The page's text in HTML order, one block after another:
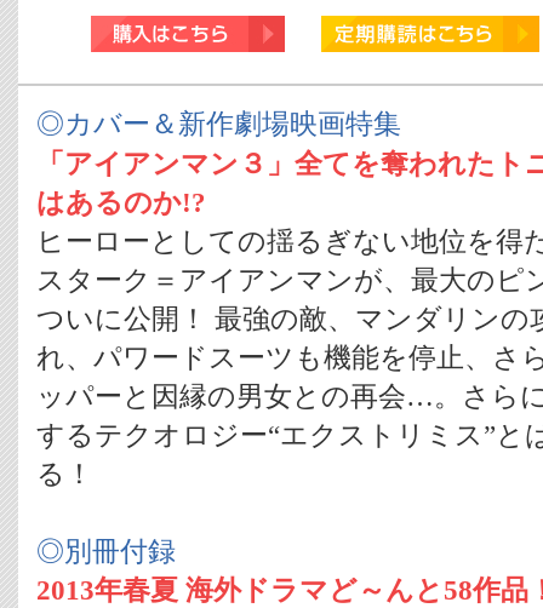
◎カバー＆新作劇場映画特集
「アイアンマン３」全てを奪われたト
はあるのか!?
ヒーローとしての揺るぎない地位を得
スターク＝アイアンマンが、最大のピ
ついに公開！ 最強の敵、マンダリンの
れ、パワードスーツも機能を停止、さ
ッパーと因縁の男女との再会…。さら
するテクオロジー“エクストリミス”
る！
◎別冊付録
2013年春夏 海外ドラマど～んと58作